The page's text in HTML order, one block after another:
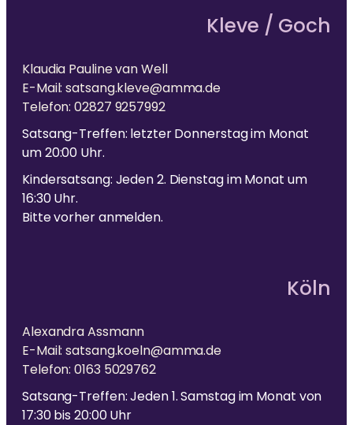
Kleve / Goch
Klaudia Pauline van Well
E-Mail: satsang.kleve@amma.de
Telefon: 02827 9257992
Satsang-Treffen: letzter Donnerstag im Monat
um 20:00 Uhr.
Kindersatsang: Jeden 2. Dienstag im Monat um
16:30 Uhr.
Bitte vorher anmelden.
Köln
Alexandra Assmann
E-Mail: satsang.koeln@amma.de
Telefon: 0163 5029762
Satsang-Treffen: Jeden 1. Samstag im Monat von
17:30 bis 20:00 Uhr